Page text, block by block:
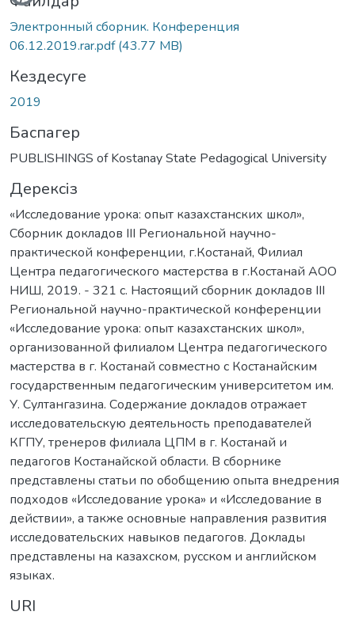
Электронный сборник. Конференция
06.12.2019.rar.pdf(43.77 MB)
Кездесуге
2019
Баспагер
PUBLISHINGS of Kostanay State Pedagogical University
Дерексіз
«Исследование урока: опыт казахстанских школ»,
Сборник докладов III Региональной научно-
практической конференции, г.Костанай, Филиал
Центра педагогического мастерства в г.Костанай АОО
НИШ, 2019. - 321 с. Настоящий сборник докладов III
Региональной научно-практической конференции
«Исследование урока: опыт казахстанских школ»,
организованной филиалом Центра педагогического
мастерства в г. Костанай совместно с Костанайским
государственным педагогическим университетом им.
У. Султангазина. Содержание докладов отражает
исследовательскую деятельность преподавателей
КГПУ, тренеров филиала ЦПМ в г. Костанай и
педагогов Костанайской области. В сборнике
представлены статьи по обобщению опыта внедрения
подходов «Исследование урока» и «Исследование в
действии», а также основные направления развития
исследовательских навыков педагогов. Доклады
представлены на казахском, русском и английском
языках.
URI